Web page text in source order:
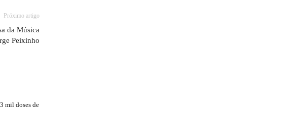
Próximo artigo
da Música
Peixinho
mil doses de